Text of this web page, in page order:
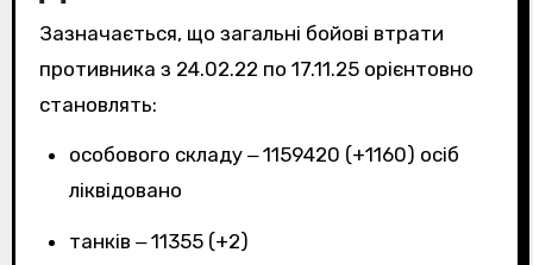
Зазначається, що загальні бойові втрати
противника з 24.02.22 по 17.11.25 орієнтовно
становлять:
особового складу ‒ 1159420 (+1160) осіб
ліквідовано
танків ‒ 11355 (+2)